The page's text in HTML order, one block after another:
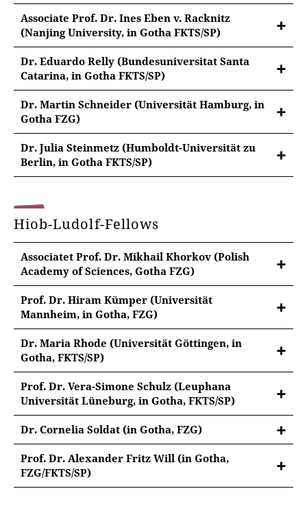
Kartographische Sammlungen als Bildarchive? Eine
Analyse des kolonialen und kartografischen
Diskurses der Kamerunkarten in der Sammlung
Perthes Gotha.
Associate Prof. Dr. Ines Eben v. Racknitz
(Nanjing University, in Gotha FKTS/SP)
Das Qing-Reich 1840-1870 in den Kartenwerken und
Manuskripten der Perthes-Sammlung in Gotha
Dr. Eduardo Relly (Bundesuniversitat Santa
Catarina, in Gotha FKTS/SP)
Die Ökologischen Veränderungen im atlantischen
Regenwald durch den deutschen
Siedlerkolonialismus in Südbrasilien in
Auswander*innenbriefen und Karten, 1850-1950
Dr. Martin Schneider (Universität Hamburg, in
Gotha FZG)
Höfische Theaterpolitik im Zeichen des
Kulturtransfers. Das Gothaer Hoftheater 1775-1779
Dr. Julia Steinmetz (Humboldt-Universität zu
Berlin, in Gotha FKTS/SP)
Hiob-Ludolf-Fellows
Associatet Prof. Dr. Mikhail Khorkov (Polish
Academy of Sciences, Gotha FZG)
Prof. Dr. Hiram Kümper (Universität
Mannheim, in Gotha, FZG)
Ein Geschwisterpaar deutscher Theatergeschichte:
Mannheim und Gotha im ausgehenden 18.
Jahrhundert
Dr. Maria Rhode (Universität Göttingen, in
Gotha, FKTS/SP)
Anthropologie und Ethnologie in Polen 1850-1914.
Das Werden einer Disziplin unter besonderen
Prof. Dr. Vera-Simone Schulz (Leuphana
Universität Lüneburg, in Gotha, FKTS/SP)
Zwischen Thüringen, dem Mittelmeerraum und
Regionen darüber hinaus: Gerhard Rohlfs, Henry
Noël/Abd el Faradj und koloniale und afro-
europäische Verflechtungen im 19. und frühen 20.
Jahrhundert
Dr. Cornelia Soldat (in Gotha, FZG)
"Ein Tyrann, viele Verkleidungen. Der
Tyrannendiskurs in den deutschen Texten über die
Opriĕnina Ivans des Schrecklichen"
Prof. Dr. Alexander Fritz Will (in Gotha,
FZG/FKTS/SP)